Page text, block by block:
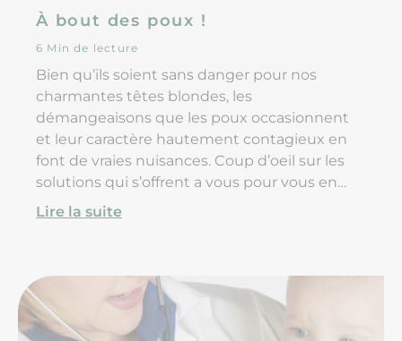
À bout des poux !
6 Min de lecture
Bien qu’ils soient sans danger pour nos
charmantes têtes blondes, les
démangeaisons que les poux occasionnent
et leur caractère hautement contagieux en
font de vraies nuisances. Coup d’oeil sur les
solutions qui s’offrent a vous pour vous en
débarrasser !
Lire la suite